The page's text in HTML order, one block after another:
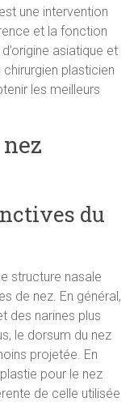
une intervention
et la fonction
asiatique et
plasticien
les meilleurs
du
structure nasale
de nez. En général,
des narines plus
le dorsum du nez
projetée. En
pour le nez
de celle utilisée